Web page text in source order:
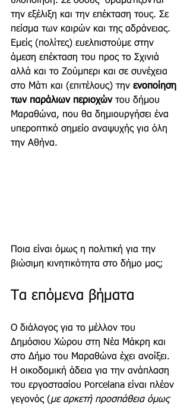
την εξέλιξη και την επέκταση τους. Σε
πείσμα των καιρών και της αδράνειας.
Εμείς (πολίτες) ευελπιστούμε στην
άμεση επέκταση του προς το Σχινιά
αλλά και το Ζούμπερι και σε συνέχεια
στο Μάτι και (επιτέλους) την ενοποίηση
των παράλιων περιοχών του δήμου
Μαραθώνα, που θα δημιουργήσει ένα
υπεροπτικό σημείο αναψυχής για όλη
την Αθήνα.
Ποια είναι όμως η πολιτική για την
βιώσιμη κινητικότητα στο δήμο μας;
Τα επόμενα βήματα
Ο διάλογος για το μέλλον του
Δημόσιου Χώρου στη Νέα Μάκρη και
στο Δήμο του Μαραθώνα έχει ανοίξει.
H οικοδομική άδεια για την ανάπλαση
του εργοστασίου Porcelana είναι πλέον
γεγονός (με αρκετή προσπάθεια όμως